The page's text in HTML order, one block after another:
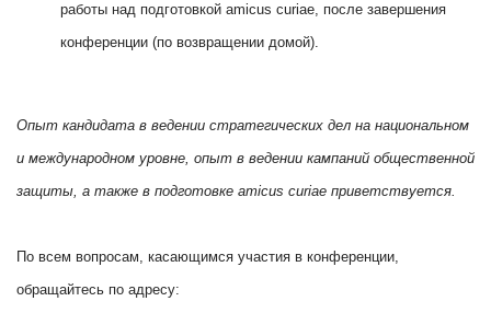
работы над подготовкой amicus curiae, после завершения
конференции (по возвращении домой).
Опыт кандидата в ведении стратегических дел на национальном
и международном уровне, опыт в ведении кампаний общественной
защиты, а также в подготовке amicus curiae приветствуется.
По всем вопросам, касающимся участия в конференции,
обращайтесь по адресу: